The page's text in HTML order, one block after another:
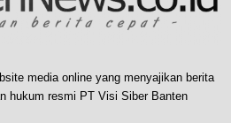
media online yang menyajikan berita
hukum resmi PT Visi Siber Banten